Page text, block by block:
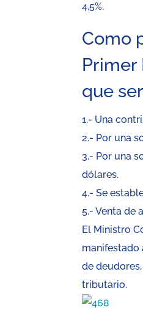
4,5%.
Como
Primer
que
1.- Una
2.- Por una
3.- Por una
dólares.
4.- Se
5.- Venta de
El Ministro
manifestado
de
tributario.